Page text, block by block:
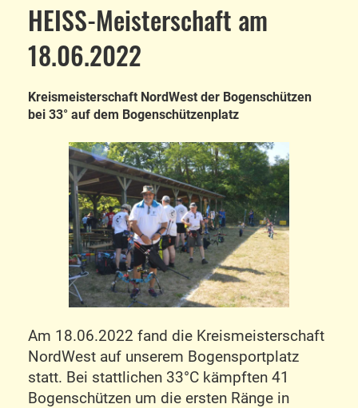
HEISS-Meisterschaft am
18.06.2022
Kreismeisterschaft NordWest der Bogenschützen
bei 33° auf dem Bogenschützenplatz
Am 18.06.2022 fand die Kreismeisterschaft
NordWest auf unserem Bogensportplatz
statt. Bei stattlichen 33°C kämpften 41
Bogenschützen um die ersten Ränge in